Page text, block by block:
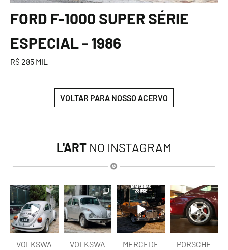
FORD F-1000 SUPER SÉRIE
ESPECIAL - 1986
R$ 285 MIL
VOLTAR PARA NOSSO ACERVO
L'ART NO INSTAGRAM
lart.br
Ago 6
VOLKSWA
lart.br
Ago 6
VOLKSWA
lart.br
Ago 5
MERCEDE
lart.br
Ago 5
PORSCHE